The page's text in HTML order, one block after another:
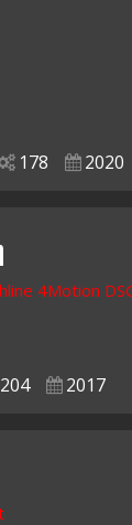
178 2020
4Motion
204 2017